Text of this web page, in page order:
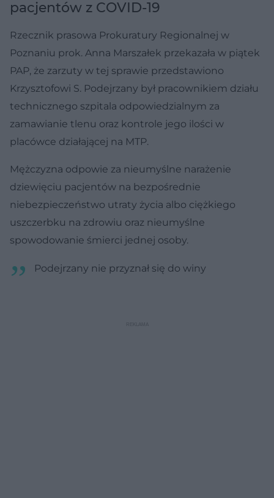
pacjentów z COVID-19
Rzecznik prasowa Prokuratury Regionalnej w
Poznaniu prok. Anna Marszałek przekazała w piątek
PAP, że zarzuty w tej sprawie przedstawiono
Krzysztofowi S. Podejrzany był pracownikiem działu
technicznego szpitala odpowiedzialnym za
zamawianie tlenu oraz kontrole jego ilości w
placówce działającej na MTP.
Mężczyzna odpowie za nieumyślne narażenie
dziewięciu pacjentów na bezpośrednie
niebezpieczeństwo utraty życia albo ciężkiego
uszczerbku na zdrowiu oraz nieumyślne
spowodowanie śmierci jednej osoby.
Podejrzany nie przyznał się do winy